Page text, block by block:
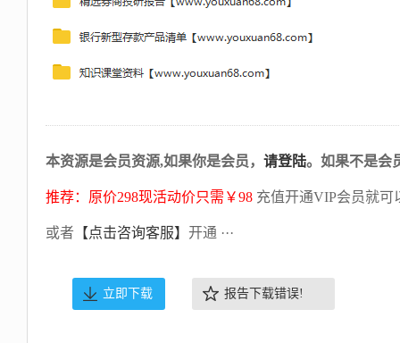
本资源是会员资源,如果你是会员， 请登陆。如果不是会
推荐：原价298现活动价只需￥98 充值开通VIP会员就可
或者 【点击咨询客服】 开通 ···
立即下载 报告下载错误!